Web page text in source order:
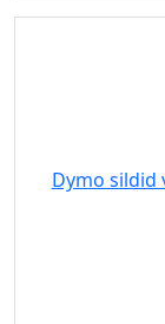
Dymo sildid